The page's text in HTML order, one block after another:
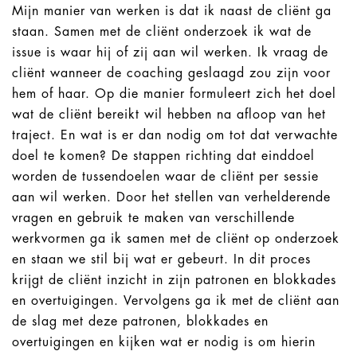
Mijn manier van werken is dat ik naast de cliënt ga
staan. Samen met de cliënt onderzoek ik wat de
issue is waar hij of zij aan wil werken. Ik vraag de
cliënt wanneer de coaching geslaagd zou zijn voor
hem of haar. Op die manier formuleert zich het doel
wat de cliënt bereikt wil hebben na afloop van het
traject. En wat is er dan nodig om tot dat verwachte
doel te komen? De stappen richting dat einddoel
worden de tussendoelen waar de cliënt per sessie
aan wil werken. Door het stellen van verhelderende
vragen en gebruik te maken van verschillende
werkvormen ga ik samen met de cliënt op onderzoek
en staan we stil bij wat er gebeurt. In dit proces
krijgt de cliënt inzicht in zijn patronen en blokkades
en overtuigingen. Vervolgens ga ik met de cliënt aan
de slag met deze patronen, blokkades en
overtuigingen en kijken wat er nodig is om hierin